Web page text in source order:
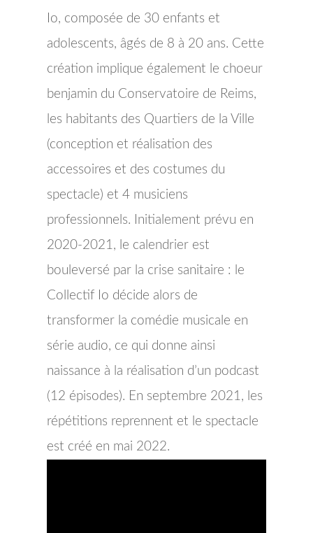
Io, composée de 30 enfants et
adolescents, âgés de 8 à 20 ans. Cette
création implique également le choeur
benjamin du Conservatoire de Reims,
les habitants des Quartiers de la Ville
(conception et réalisation des
accessoires et des costumes du
spectacle) et 4 musiciens
professionnels. Initialement prévu en
2020-2021, le calendrier est
bouleversé par la crise sanitaire : le
Collectif Io décide alors de
transformer la comédie musicale en
série audio, ce qui donne ainsi
naissance à la réalisation d’un podcast
(12 épisodes). En septembre 2021, les
répétitions reprennent et le spectacle
est créé en mai 2022.